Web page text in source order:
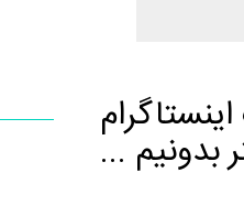
بدونیم ...